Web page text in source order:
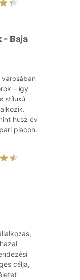
- Baja
városában
– így
stílusú
húsz év
piacon.
célja,